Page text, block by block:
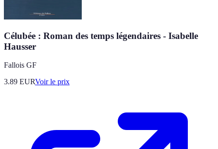
Célubée : Roman des temps légendaires - Isabelle
Hausser
Fallois GF
3.89 EURVoir le prix